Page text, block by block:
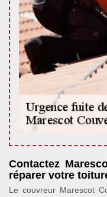
Contactez
réparer votre
Le couvreur Marescot